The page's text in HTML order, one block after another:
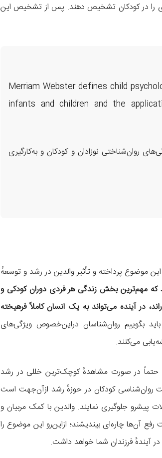
را در کودکان تشخیص دهند. پس از تشخیص این
Merriam Webster defines child
infants and children and the
روان‌شناختی نوزادان و کودکان و به‌کارگیری
موضوع پرداخته و تأثیر والدین در رشد و توسعهٔ
که مهم‌ترین بخش زندگی هر فردی دوران کودکی و
در آینده می‌تواند به یک انسان کاملاً فرهیخته
بگوییم روان‌شناسان دراین‌خصوص ویژگی‌های
می‌کنند.
که حتماً در صورت مشاهدهٔ کوچک‌ترین خللی در رشد
روان‌شناسی کودکان در حوزهٔ رشد ازآن‌جهت است
پیشرو جلوگیری نمایند. والدین با کمک مربیان و
آن‌ها چاره‌ای بیندیشند؛ ازاین‌رو این موضوع را
آیندهٔ فرزندان شما خواهد داشت.